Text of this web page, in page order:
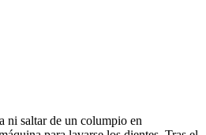
ni saltar de un columpio en